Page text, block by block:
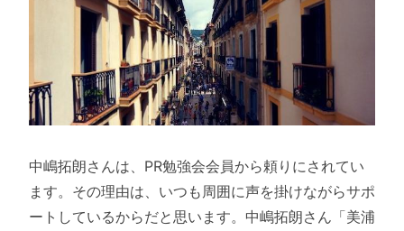
中嶋拓朗さんは、PR勉強会会員から頼りにされてい
ます。その理由は、いつも周囲に声を掛けながらサポ
ートしているからだと思います。中嶋拓朗さん「美浦